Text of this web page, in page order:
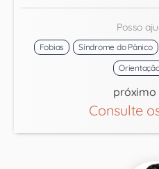
Posso
Fobias Síndrome do Pânico
próximo
Consulte